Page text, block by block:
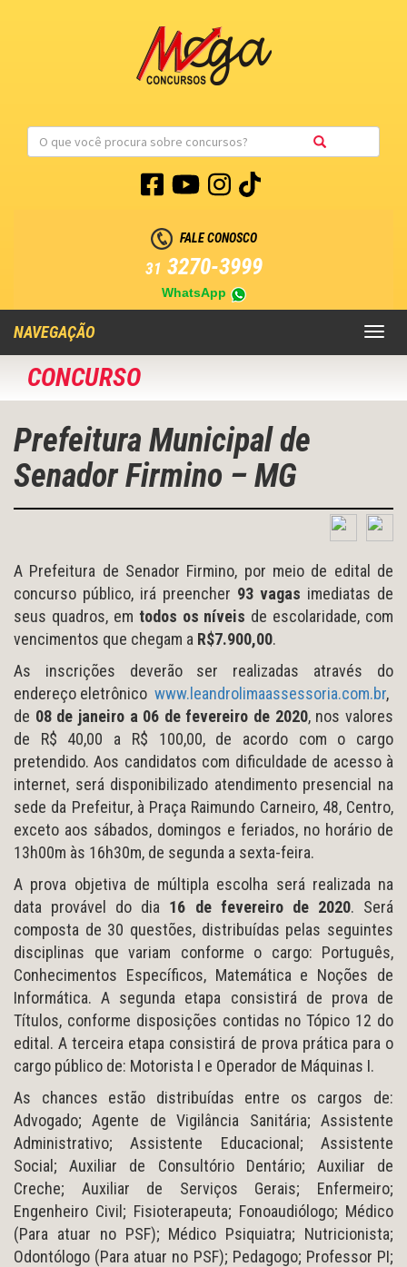
FALE CONOSCO
31 3270-3999
WhatsApp
Toggle
NAVEGAÇÃO
CONCURSO
Prefeitura Municipal de
Senador Firmino – MG
A Prefeitura de Senador Firmino, por meio de edital de
concurso público, irá preencher 93 vagas imediatas de
seus quadros, em todos os níveis de escolaridade, com
vencimentos que chegam a R$7.900,00.
As inscrições deverão ser realizadas através do
endereço eletrônico www.leandrolimaassessoria.com.br,
de 08 de janeiro a 06 de fevereiro de 2020, nos valores
de R$ 40,00 a R$ 100,00, de acordo com o cargo
pretendido. Aos candidatos com dificuldade de acesso à
internet, será disponibilizado atendimento presencial na
sede da Prefeitur, à Praça Raimundo Carneiro, 48, Centro,
exceto aos sábados, domingos e feriados, no horário de
13h00m às 16h30m, de segunda a sexta-feira.
A prova objetiva de múltipla escolha será realizada na
data provável do dia 16 de fevereiro de 2020. Será
composta de 30 questões, distribuídas pelas seguintes
disciplinas que variam conforme o cargo: Português,
Conhecimentos Específicos, Matemática e Noções de
Informática. A segunda etapa consistirá de prova de
Títulos, conforme disposições contidas no Tópico 12 do
edital. A terceira etapa consistirá de prova prática para o
cargo público de: Motorista I e Operador de Máquinas I.
As chances estão distribuídas entre os cargos de:
Advogado; Agente de Vigilância Sanitária; Assistente
Administrativo; Assistente Educacional; Assistente
Social; Auxiliar de Consultório Dentário; Auxiliar de
Creche; Auxiliar de Serviços Gerais; Enfermeiro;
Engenheiro Civil; Fisioterapeuta; Fonoaudiólogo; Médico
(Para atuar no PSF); Médico Psiquiatra; Nutricionista;
Odontólogo (Para atuar no PSF); Pedagogo; Professor PI;